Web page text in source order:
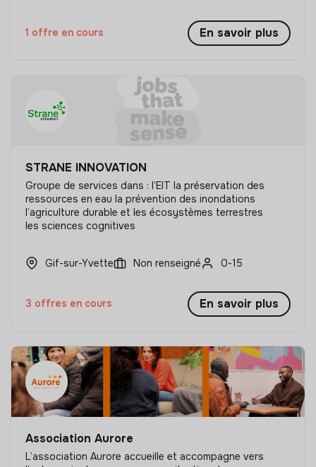
1 offre en cours En savoir plus
STRANE INNOVATION
Groupe de services dans : l’EIT la préservation des
ressources en eau la prévention des inondations
l’agriculture durable et les écosystèmes terrestres
les sciences cognitives
Gif-sur-Yvette Non renseigné 0-15
3 offres en cours En savoir plus
Association Aurore
L’association Aurore accueille et accompagne vers